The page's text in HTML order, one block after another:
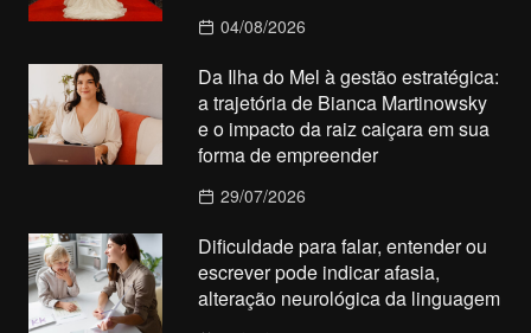
04/08/2026
Da Ilha do Mel à gestão estratégica:
a trajetória de Bianca Martinowsky
e o impacto da raiz caiçara em sua
forma de empreender
29/07/2026
Dificuldade para falar, entender ou
escrever pode indicar afasia,
alteração neurológica da linguagem